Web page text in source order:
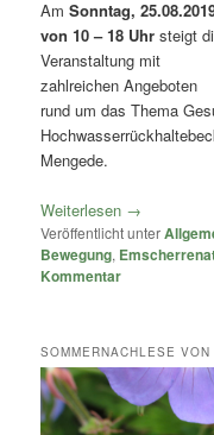
AmSonntag,
von 10 – 18 Uhr steigt
Veranstaltung mit
zahlreichen Angeboten
rund um das Thema
Mengede.
Weiterlesen →
Veröffentlicht unter
Bewegung,
Kommentar
SOMMERNACHLESE